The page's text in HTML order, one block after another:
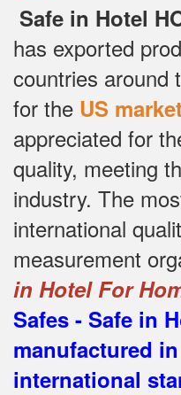
Safe in Hotel
has exported
countries around
for the US
appreciated for
quality, meeting
industry. The
international
measurement
in Hotel For
Safes - Safe in
manufactured
international